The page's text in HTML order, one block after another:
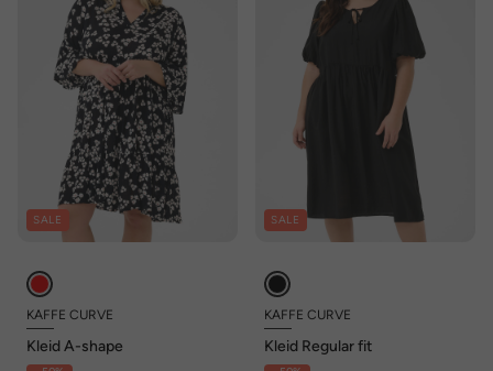
SALE
KAFFE CURVE
Kleid A-shape
SALE
KAFFE CURVE
Kleid Regular fit